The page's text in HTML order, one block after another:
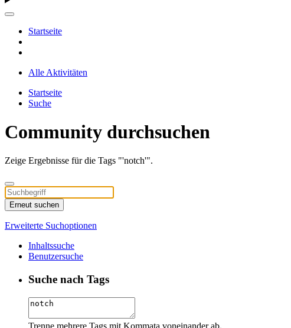
Startseite
Alle Aktivitäten
Startseite
Suche
Community durchsuchen
Zeige Ergebnisse für die Tags "'notch'".
Erneut suchen
Erweiterte Suchoptionen
Inhaltssuche
Benutzersuche
Suche nach Tags
Trenne mehrere Tags mit Kommata voneinander ab.